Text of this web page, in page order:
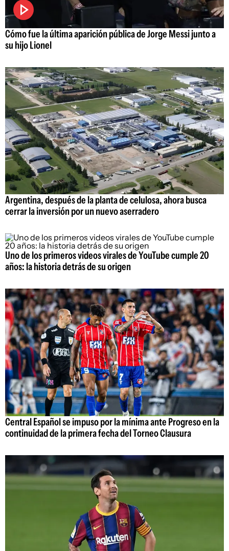
Cómo fue la última aparición pública de Jorge Messi junto a
su hijo Lionel
Argentina, después de la planta de celulosa, ahora busca
cerrar la inversión por un nuevo aserradero
Uno de los primeros videos virales de YouTube cumple 20
años: la historia detrás de su origen
Central Español se impuso por la mínima ante Progreso en la
continuidad de la primera fecha del Torneo Clausura